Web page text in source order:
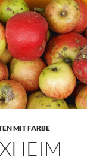
MIT FARBE